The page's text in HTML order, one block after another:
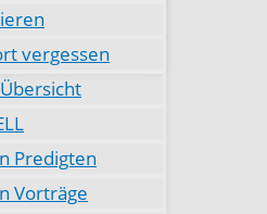
vergessen
Predigten
Vorträge